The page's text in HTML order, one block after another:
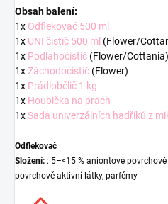
Obsah balení:
1x Odflekovač 500 ml
1x UNI čistič 500 ml (Flower/
1x Podlahočistič (Flower/Cottania)
1xZáchodočistič (Flower)
1x Prádlobělič 1 kg
1x Houbička na prach
1xSada univerzálních hadříků z
Odflekovač
Složení: : 5–<15 % aniontové
povrchově aktivní látky, parfémy